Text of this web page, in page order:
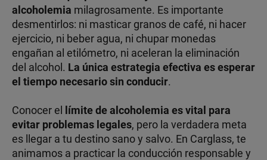
alcoholemia milagrosamente. Es importante
desmentirlos: ni masticar granos de café, ni hacer
ejercicio, ni beber agua, ni chupar monedas
engañan al etilómetro, ni aceleran la eliminación
del alcohol. La única estrategia efectiva es esperar
el tiempo necesario sin conducir.
Conocer el
límite de alcoholemia es vital para
evitar problemas legales, pero la verdadera meta
es llegar a tu destino sano y salvo. En Carglass, te
animamos a practicar la conducción responsable y